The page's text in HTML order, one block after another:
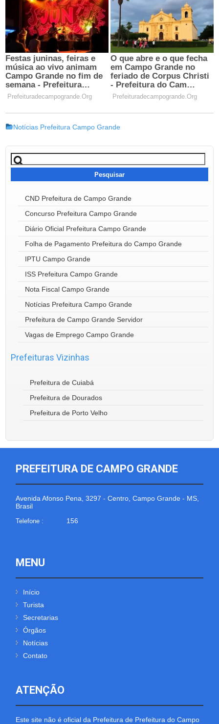
Notícias Prefeitura Campo Grande
Pesquisar
por:
CND Prefeitura de Campo Grande
Concurso Prefeitura Campo Grande
Diário Oficial Prefeitura Campo Grande
Folha de Pagamento Prefeitura do Campo Grande
IPTU Campo Grande
ISS Prefeitura Campo Grande
Nota Fiscal Campo Grande
Notícias Prefeitura Campo Grande
Prefeitura de Campo Grande Servidor
Vagas de Emprego Campo Grande
Prefeituras Vizinhas
Prefeitura de Cuiabá
Prefeitura de Dourados
Prefeitura de Porto Velho
PREFEITURA DE CAMPO GRANDE
Avenida Afonso Pena, 3297 - Centro, Campo Grande - MS,
Brasil
Telefone : 156
MENU
Início
Turista
Secretarias
Órgãos
Notícias
Contato
ATENÇÃO
Este site não é oficial da Prefeitura de Prefeitura do Campo